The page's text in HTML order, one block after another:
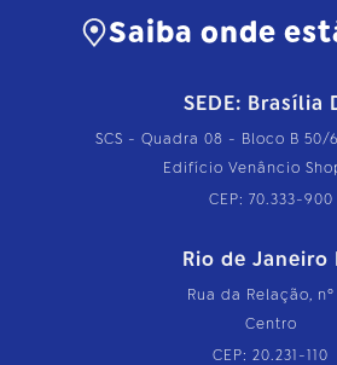
Saiba onde
SEDE: Brasília
SCS - Quadra 08 - Bloco B 50/
Edifício Venâncio
CEP: 70.333-900
Rio de Janeiro
Rua da Relação, nº
Centro
CEP: 20.231-110